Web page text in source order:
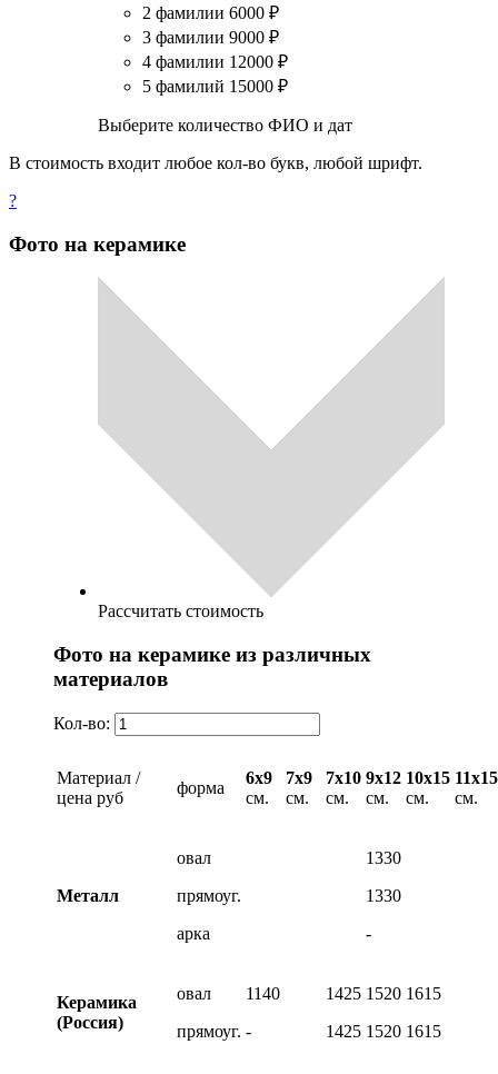
2 фамилии 6000 ₽
3 фамилии 9000 ₽
4 фамилии 12000 ₽
5 фамилий 15000 ₽
Выберите количество ФИО и дат
В стоимость входит любое кол-во букв, любой шрифт.
?
Фото на керамике
Рассчитать стоимость
Фото на керамике из различных
материалов
Кол-во:
Материал /
цена руб
форма
6х9
см.
7х9
см.
7х10
см.
9х12
см.
10х15
см.
11х15
см.
Металл
овал
прямоуг.
арка
1330
1330
-
Керамика
(Россия)
овал
прямоуг.
1140
-
1425
1425
1520
1520
1615
1615